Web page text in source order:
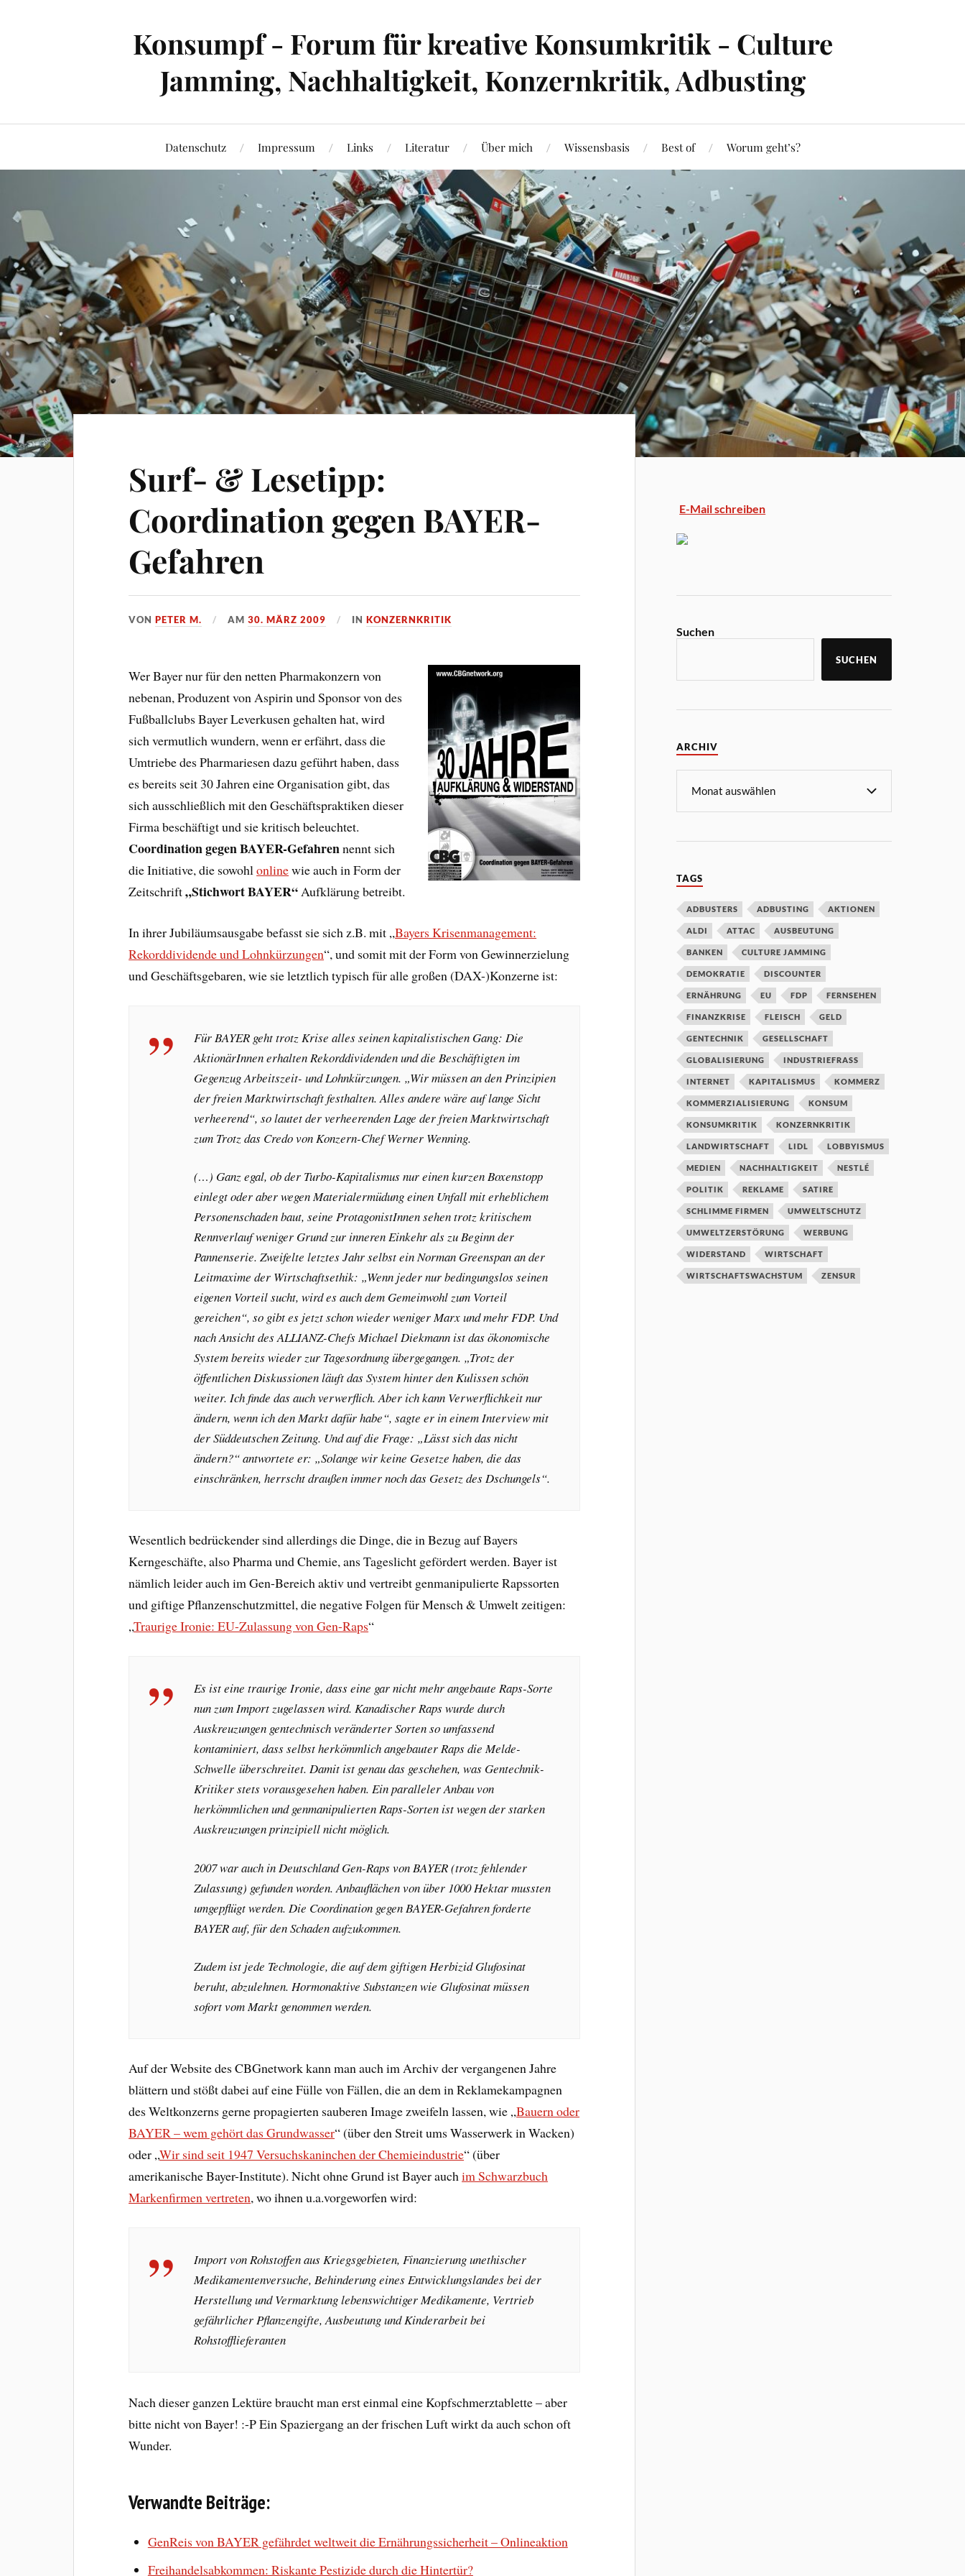
Konsumpf - Forum für kreative Konsumkritik - Culture
Jamming, Nachhaltigkeit, Konzernkritik, Adbusting
Datenschutz Impressum Links Literatur Über mich Wissensbasis Best of Worum geht’s?
Surf- & Lesetipp:
Coordination gegen BAYER-
Gefahren
VONPETER M. AM30. MÄRZ 2009 INKONZERNKRITIK
Wer Bayer nur für den netten Pharmakonzern von
nebenan, Produzent von Aspirin und Sponsor von des
Fußballclubs Bayer Leverkusen gehalten hat, wird
sich vermutlich wundern, wenn er erfährt, dass die
Umtriebe des Pharmariesen dazu geführt haben, dass
es bereits seit 30 Jahren eine Organisation gibt, das
sich ausschließlich mit den Geschäftspraktiken dieser
Firma beschäftigt und sie kritisch beleuchtet.
Coordination gegen BAYER-Gefahrennennt sich
die Initiative, die sowohlonlinewie auch in Form der
Zeitschrift„Stichwort BAYER“Aufklärung betreibt.
In ihrer Jubiläumsausgabe befasst sie sich z.B. mit „Bayers Krisenmanagement:
Rekorddividende und Lohnkürzungen“, und somit mit der Form von Gewinnerzielung
und Geschäftsgebaren, wie sie letztlich typisch für alle großen (DAX-)Konzerne ist:
Für BAYER geht trotz Krise alles seinen kapitalistischen Gang: Die
AktionärInnen erhalten Rekorddividenden und die Beschäftigten im
Gegenzug Arbeitszeit- und Lohnkürzungen. „Wir müssen an den Prinzipien
der freien Marktwirtschaft festhalten. Alles andere wäre auf lange Sicht
verheerend“, so lautet der verheerenden Lage der freien Marktwirtschaft
zum Trotz das Credo von Konzern-Chef Werner Wenning.
(…) Ganz egal, ob der Turbo-Kapitalismus nur einen kurzen Boxenstopp
einlegt oder aber wegen Materialermüdung einen Unfall mit erheblichem
Personenschaden baut, seine ProtagonistInnen sehen trotz kritischem
Rennverlauf weniger Grund zur inneren Einkehr als zu Beginn der
Pannenserie. Zweifelte letztes Jahr selbst ein Norman Greenspan an der
Leitmaxime der Wirtschaftsethik: „Wenn jeder nur bedingungslos seinen
eigenen Vorteil sucht, wird es auch dem Gemeinwohl zum Vorteil
gereichen“, so gibt es jetzt schon wieder weniger Marx und mehr FDP. Und
nach Ansicht des ALLIANZ-Chefs Michael Diekmann ist das ökonomische
System bereits wieder zur Tagesordnung übergegangen. „Trotz der
öffentlichen Diskussionen läuft das System hinter den Kulissen schön
weiter. Ich finde das auch verwerflich. Aber ich kann Verwerflichkeit nur
ändern, wenn ich den Markt dafür habe“, sagte er in einem Interview mit
der Süddeutschen Zeitung. Und auf die Frage: „Lässt sich das nicht
ändern?“ antwortete er: „Solange wir keine Gesetze haben, die das
einschränken, herrscht draußen immer noch das Gesetz des Dschungels“.
Wesentlich bedrückender sind allerdings die Dinge, die in Bezug auf Bayers
Kerngeschäfte, also Pharma und Chemie, ans Tageslicht gefördert werden. Bayer ist
nämlich leider auch im Gen-Bereich aktiv und vertreibt genmanipulierte Rapssorten
und giftige Pflanzenschutzmittel, die negative Folgen für Mensch & Umwelt zeitigen:
„Traurige Ironie: EU-Zulassung von Gen-Raps“
Es ist eine traurige Ironie, dass eine gar nicht mehr angebaute Raps-Sorte
nun zum Import zugelassen wird. Kanadischer Raps wurde durch
Auskreuzungen gentechnisch veränderter Sorten so umfassend
kontaminiert, dass selbst herkömmlich angebauter Raps die Melde-
Schwelle überschreitet. Damit ist genau das geschehen, was Gentechnik-
Kritiker stets vorausgesehen haben. Ein paralleler Anbau von
herkömmlichen und genmanipulierten Raps-Sorten ist wegen der starken
Auskreuzungen prinzipiell nicht möglich.
2007 war auch in Deutschland Gen-Raps von BAYER (trotz fehlender
Zulassung) gefunden worden. Anbauflächen von über 1000 Hektar mussten
umgepflügt werden. Die Coordination gegen BAYER-Gefahrenforderte
BAYER auf, für den Schaden aufzukommen.
Zudem ist jede Technologie, die auf dem giftigen Herbizid Glufosinat
beruht, abzulehnen. Hormonaktive Substanzen wie Glufosinat müssen
sofort vom Markt genommen werden.
Auf der Website des CBGnetwork kann man auch im Archiv der vergangenen Jahre
blättern und stößt dabei auf eine Fülle von Fällen, die an dem in Reklamekampagnen
des Weltkonzerns gerne propagierten sauberen Image zweifeln lassen, wie „Bauern oder
BAYER – wem gehört das Grundwasser“ (über den Streit ums Wasserwerk in Wacken)
oder „Wir sind seit 1947 Versuchskaninchen der Chemieindustrie“ (über
amerikanische Bayer-Institute). Nicht ohne Grund ist Bayer auchim Schwarzbuch
Markenfirmen vertreten, wo ihnen u.a.vorgeworfen wird:
Import von Rohstoffen aus Kriegsgebieten, Finanzierung unethischer
Medikamentenversuche, Behinderung eines Entwicklungslandes bei der
Herstellung und Vermarktung lebenswichtiger Medikamente, Vertrieb
gefährlicher Pflanzengifte, Ausbeutung und Kinderarbeit bei
Rohstofflieferanten
Nach dieser ganzen Lektüre braucht man erst einmal eine Kopfschmerztablette – aber
bitte nicht von Bayer! :-P Ein Spaziergang an der frischen Luft wirkt da auch schon oft
Wunder.
Verwandte Beiträge:
GenReis von BAYER gefährdet weltweit die Ernährungssicherheit – Onlineaktion
Freihandelsabkommen: Riskante Pestizide durch die Hintertür?
E-Mail schreiben
Suchen
SUCHEN
ARCHIV
TAGS
ADBUSTERS ADBUSTING AKTIONEN
ALDI ATTAC AUSBEUTUNG
BANKEN CULTURE JAMMING
DEMOKRATIE DISCOUNTER
ERNÄHRUNG EU FDP FERNSEHEN
FINANZKRISE FLEISCH GELD
GENTECHNIK GESELLSCHAFT
GLOBALISIERUNG INDUSTRIEFRASS
INTERNET KAPITALISMUS KOMMERZ
KOMMERZIALISIERUNG KONSUM
KONSUMKRITIK KONZERNKRITIK
LANDWIRTSCHAFT LIDL LOBBYISMUS
MEDIEN NACHHALTIGKEIT NESTLÉ
POLITIK REKLAME SATIRE
SCHLIMME FIRMEN UMWELTSCHUTZ
UMWELTZERSTÖRUNG WERBUNG
WIDERSTAND WIRTSCHAFT
WIRTSCHAFTSWACHSTUM ZENSUR